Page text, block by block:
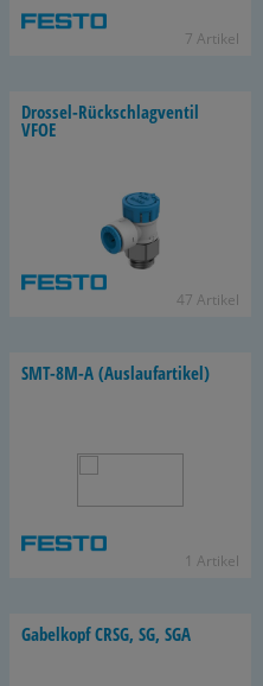
7 Ar­ti­kel
Drossel-​Rückschlagventil
VFOE
47 Ar­ti­kel
SMT-​8M-A (Aus­lauf­ar­ti­kel)
1 Ar­ti­kel
Ga­bel­kopf CRSG, SG, SGA